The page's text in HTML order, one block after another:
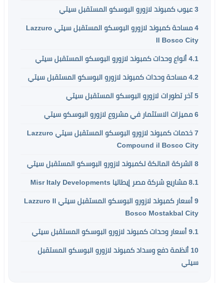
3 عيوب كمبوند لازورو البوسكو المستقبل سيتي
4
مساحة كمبوند لازورو البوسكو المستقبل سيتي Lazzuro
Il Bosco City
4.1 أنواع وحدات كمبوند لازورو البوسكو المستقبل سيتي
4.2 مساحة وحدات كمبوند لازورو البوسكو المستقبل سيتي
5 آخر تطورات لازورو البوسكو المستقبل سيتي
6 مميزات الاستثمار في مشروع لازورو البوسكو سيتي
7
خدمات كمبوند لازورو البوسكو المستقبل سيتي Lazzuro
Compound il Bosco City
8 الشركة المالكة لكمبوند لازورو البوسكو المستقبل سيتي
8.1 مشاريع شركة مصر إيطاليا Misr Italy Developments
9
أسعار كمبوند لازورو البوسكو المستقبل سيتي Lazzuro Il
Bosco Mostakbal City
9.1 أسعار وحدات كمبوند لازورو البوسكو المستقبل سيتي
10 أنظمة دفع وسداد كمبوند لازورو البوسكو المستقبل
سيتي